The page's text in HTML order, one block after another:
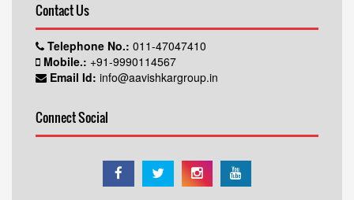
Contact Us
Telephone No.: 011-47047410
Mobile.: +91-9990114567
Email Id: info@aavishkargroup.in
Connect Social